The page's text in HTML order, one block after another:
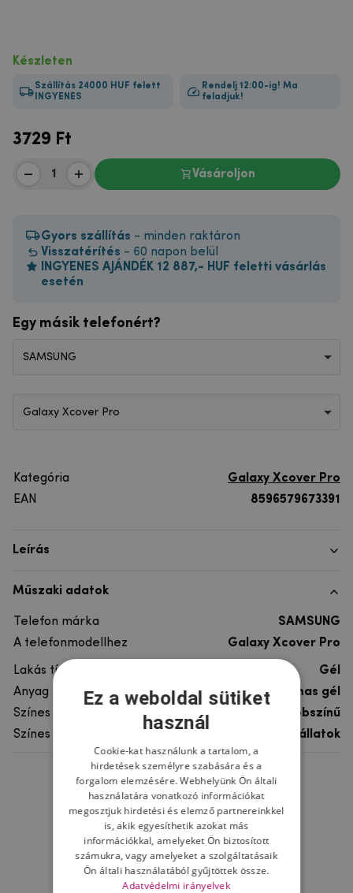
Készleten
Szállítás 24000 HUF felett
INGYENES
Rendelj 12:00-ig! Ma
feladjuk!
3729 Ft
Vásároljon
Gyors szállítás - minden raktáron
Visszatérítés - 60 napon belül
INGYENES AJÁNDÉK 12 887,- HUF feletti vásárlás
esetén
Egy másik telefonért?
SAMSUNG
Galaxy Xcover Pro
Kategória
Galaxy Xcover Pro
EAN
8596579673391
Leírás
Műszaki adatok
Telefon márka
SAMSUNG
A telefonmodellhez
Galaxy Xcover Pro
Lakás típusa
Gél
Anyag
rugalmas gél
Színes
többszínű
Színes motívum
Egyéb állatok
Ne felejtsd el
Ez a weboldal sütiket
használ
Cookie-kat használunk a tartalom, a
hirdetések személyre szabására és a
forgalom elemzésére. Webhelyünk Ön általi
használatára vonatkozó információkat
megosztjuk hirdetési és elemző partnereinkkel
is, akik egyesíthetik azokat más
információkkal, amelyeket Ön biztosított
számukra, vagy amelyeket a szolgáltatásaik
Ön általi használatából gyűjtöttek össze.
Adatvédelmi irányelvek